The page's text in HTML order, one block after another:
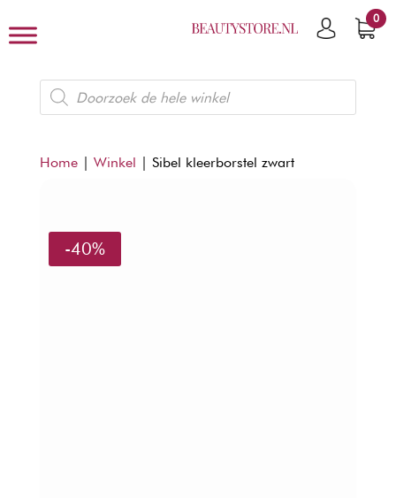
0
Producten
zoeken
Home| Winkel | Sibel kleerborstel zwart
-40%